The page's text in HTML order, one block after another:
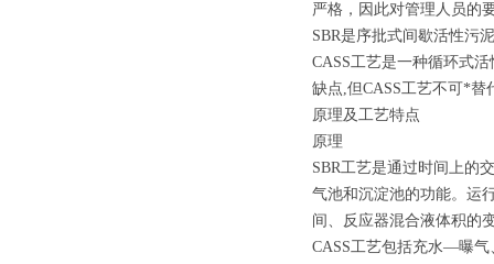
严格，因此对管理人员的
SBR是序批式间歇活性污
CASS工艺是一种循环式
缺点,但CASS工艺不可*替
原理及工艺特点
原理
SBR工艺是通过时间上的
气池和沉淀池的功能。运
间、反应器混合液体积的
CASS工艺包括充水—曝